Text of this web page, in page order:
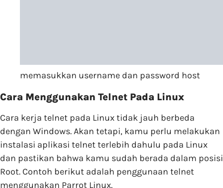
memasukkan username dan password host
Cara Menggunakan Telnet Pada Linux
Cara kerja telnet pada Linux tidak jauh berbeda
dengan Windows. Akan tetapi, kamu perlu melakukan
instalasi aplikasi telnet terlebih dahulu pada Linux
dan pastikan bahwa kamu sudah berada dalam posisi
Root. Contoh berikut adalah penggunaan telnet
menggunakan Parrot Linux.